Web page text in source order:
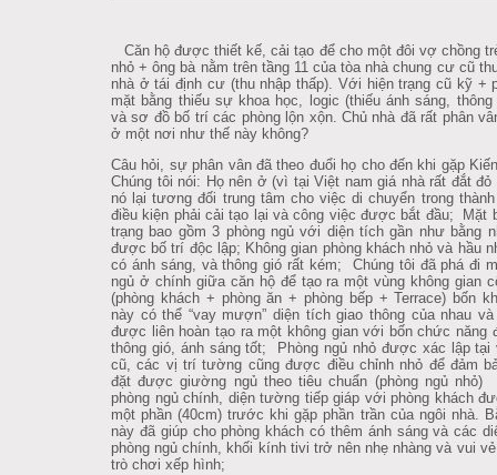
Căn hộ được thiết kế, cải tạo để cho một đôi vợ chồng
nhỏ + ông bà nằm trên tầng 11 của tòa nhà chung cư cũ
nhà ở tái định cư (thu nhập thấp). Với hiện trạng cũ kỹ +
mặt bằng thiếu sự khoa học, logic (thiếu ánh sáng, thông
và sơ đồ bố trí các phòng lộn xộn. Chủ nhà đã rất phân
ở một nơi như thế này không?
Câu hỏi, sự phân vân đã theo đuổi họ cho đến khi gặp
Chúng tôi nói: Họ nên ở (vì tại Việt nam giá nhà rất đắt
nó lại tương đối trung tâm cho việc di chuyển trong
điều kiện phải cải tạo lại và công việc được bắt đầu; Mặt
trạng bao gồm 3 phòng ngủ với diện tích gần như bằng
được bố trí độc lập; Không gian phòng khách nhỏ và hầu
có ánh sáng, và thông gió rất kém; Chúng tôi đã phá đi
ngủ ở chính giữa căn hộ để tạo ra một vùng không gian
(phòng khách + phòng ăn + phòng bếp + Terrace) bốn
này có thể “vay mượn” diện tích giao thông của nhau
được liên hoàn tạo ra một không gian với bốn chức năng
thông gió, ánh sáng tốt; Phòng ngủ nhỏ được xác lập tại
cũ, các vị trí tường cũng được điều chỉnh nhỏ để đảm
đặt được giường ngủ theo tiêu chuẩn (phòng ngủ
phòng ngủ chính, diện tường tiếp giáp với phòng khách
một phần (40cm) trước khi gặp phần trần của ngôi nhà.
này đã giúp cho phòng khách có thêm ánh sáng và các
phòng ngủ chính, khối kính tivi trở nên nhẹ nhàng và vui
trò chơi xếp hình;